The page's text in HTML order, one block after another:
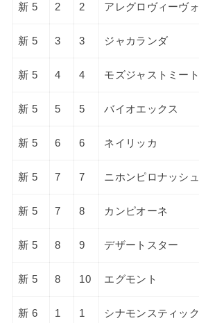
新 5 2 2 アレグロヴィーヴォ
新 5 3 3 ジャカランダ
新 5 4 4 モズジャストミート
新 5 5 5 バイオエックス
新 5 6 6 ネイリッカ
新 5 7 7 ニホンピロナッシュ
新 5 7 8 カンピオーネ
新 5 8 9 デザートスター
新 5 8 10 エグモント
新 6 1 1 シナモンスティック